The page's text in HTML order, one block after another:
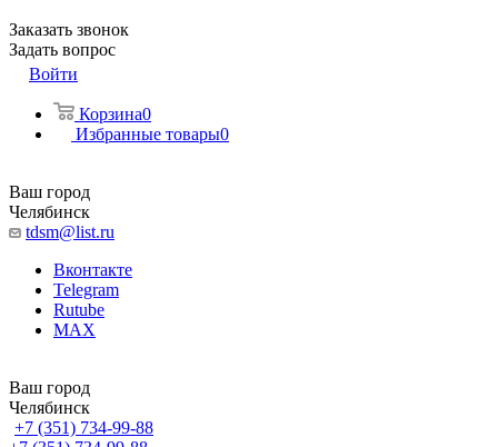
Заказать звонок
Задать вопрос
Войти
Корзина0
Избранные товары0
Ваш город
Челябинск
tdsm@list.ru
Вконтакте
Telegram
Rutube
MAX
Ваш город
Челябинск
+7 (351) 734-99-88